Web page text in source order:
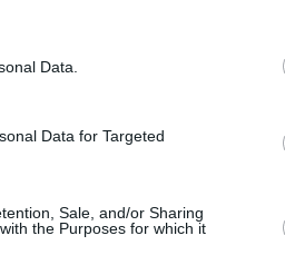
Data.
Data for Targeted
Sale, and/or Sharing
the Purposes for which it
ίδιο βίντεο στον
στο πώς
πριν από περίπου τρία
στην
όταν την πρώτη χρονιά